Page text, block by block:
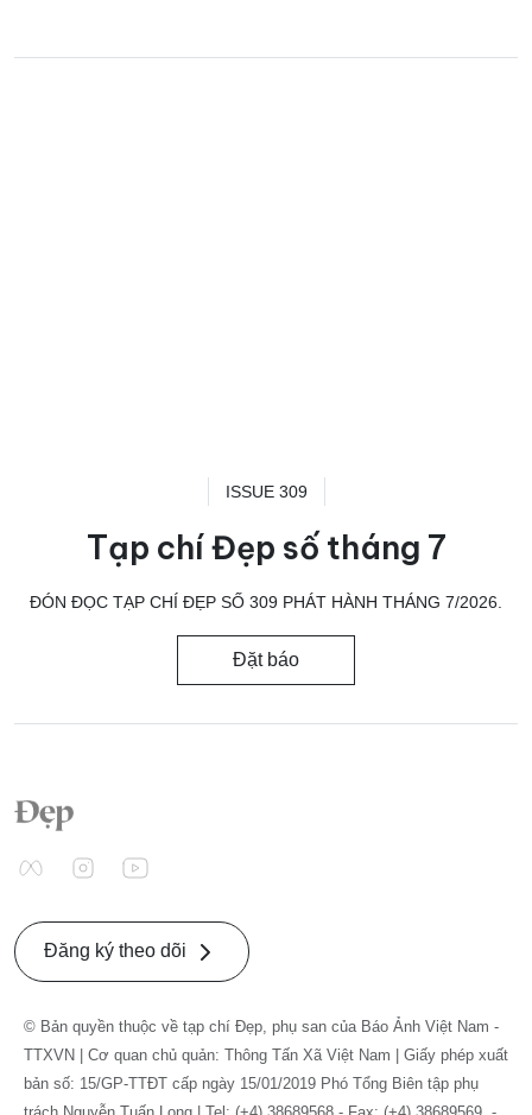
ISSUE 309
Tạp chí Đẹp số tháng 7
ĐÓN ĐỌC TẠP CHÍ ĐẸP SỐ 309 PHÁT HÀNH THÁNG 7/2026.
Đặt báo
Đăng ký theo dõi
© Bản quyền thuộc về tạp chí Đẹp, phụ san của Báo Ảnh Việt Nam -
TTXVN | Cơ quan chủ quản: Thông Tấn Xã Việt Nam | Giấy phép xuất
bản số: 15/GP-TTĐT cấp ngày 15/01/2019 Phó Tổng Biên tập phụ